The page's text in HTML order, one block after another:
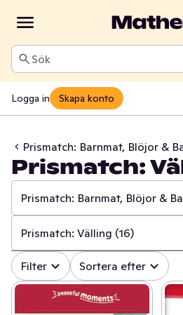
Sök
Logga in Skapa konto
Prismatch: Barnmat, Blöjor &
Prismatch:
Prismatch: Barnmat, Blöjor &
✓ Alla (533)
✓ Prismatch: Frukt & Grönt (13)
Prismatch: Fisk & Skaldjur (13)
Prismatch: Välling (16)
✓ Alla (64)
Prismatch: Gröt (22)
Filter Sortera efter